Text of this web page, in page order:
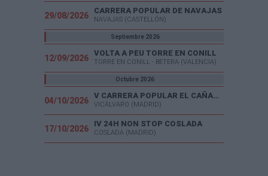
29/08/2026
CARRERA POPULAR DE NAVAJAS
NAVAJAS (CASTELLÓN)
Septiembre 2026
12/09/2026
VOLTA A PEU TORRE EN CONILL
TORRE EN CONILL - BETERA (VALENCIA)
Octubre 2026
04/10/2026
V CARRERA POPULAR EL CAÑAVERAL
VICÁLVARO (MADRID)
17/10/2026
IV 24H NON STOP COSLADA
COSLADA (MADRID)